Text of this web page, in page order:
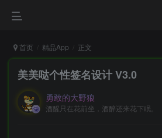
首页 精品App 正文
美美哒个性签名设计 V3.0
勇敢的大野狼
酒醒只在花前坐，酒醉还来花下眠。